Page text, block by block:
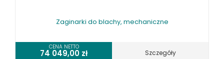
Zaginarki do blachy, mechaniczne
CENA NETTO
74 049,00 zł Szczegóły